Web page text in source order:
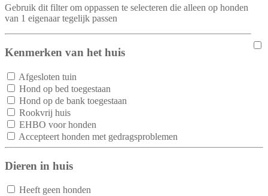
Gebruik dit filter om oppassen te selecteren die alleen op honden
van 1 eigenaar tegelijk passen
Kenmerken van het huis
Afgesloten tuin
Hond op bed toegestaan
Hond op de bank toegestaan
Rookvrij huis
EHBO voor honden
Accepteert honden met gedragsproblemen
Dieren in huis
Heeft geen honden